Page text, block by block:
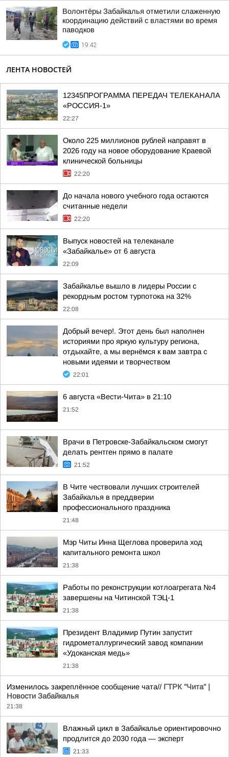
Волонтёры Забайкалья отметили слаженную
координацию действий с властями во время
паводков
19:42
ЛЕНТА НОВОСТЕЙ
12345ПРОГРАММА ПЕРЕДАЧ ТЕЛЕКАНАЛА
«РОССИЯ-1»
22:27
Около 225 миллионов рублей направят в
2026 году на новое оборудование Краевой
клинической больницы
22:20
До начала нового учебного года остаются
считанные недели
22:20
Выпуск новостей на телеканале
«Забайкалье» от 6 августа
22:09
Забайкалье вышло в лидеры России с
рекордным ростом турпотока на 32%
22:08
Добрый вечер!. Этот день был наполнен
историями про яркую культуру региона,
отдыхайте, а мы вернёмся к вам завтра с
новыми идеями и творчеством
22:01
6 августа «Вести-Чита» в 21:10
21:52
Врачи в Петровске-Забайкальском смогут
делать рентген прямо в палате
21:52
В Чите чествовали лучших строителей
Забайкалья в преддверии
профессионального праздника
21:48
Мэр Читы Инна Щеглова проверила ход
капитального ремонта школ
21:38
Работы по реконструкции котлоагрегата №4
завершены на Читинской ТЭЦ-1
21:38
Президент Владимир Путин запустит
гидрометаллургический завод компании
«Удоканская медь»
21:38
Изменилось закреплённое сообщение чата// ГТРК "Чита" |
Новости Забайкалья
21:38
Влажный цикл в Забайкалье ориентировочно
продлится до 2030 года — эксперт
21:33